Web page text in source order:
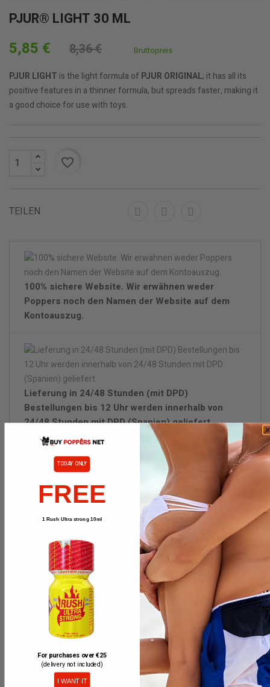
PJUR® LIGHT 30 ML
5,85 € 8,36 € Bruttopreis
PJUR LIGHT is the light formula of PJUR ORIGINAL; it has all its
positive features in a thinner formula, but spreads faster, making it
a good choice for use with toys.
favorite_border
TEILEN
100% sichere Website. Wir erwähnen weder
Poppers noch den Namen der Website auf dem
Kontoauszug.
Lieferung in 24/48 Stunden (mit DPD)
Bestellungen bis 12 Uhr werden innerhalb von
24/48 Stunden mit DPD (Spanien) geliefert.
Diskrete Verpackung.
Wenn lieferbar, bitte benachrichtigen
BESCHREIBUNG
ARTIKELDETAILS
INGREDIENTS:
Cyclopentasiloxane, Dimethicone, Dimethiconol.
DESCRIPTION:
TODAY ONLY
FREE
1 Rush Ultra strong 10ml
For purchases over €25
(delivery not included)
I WANT IT